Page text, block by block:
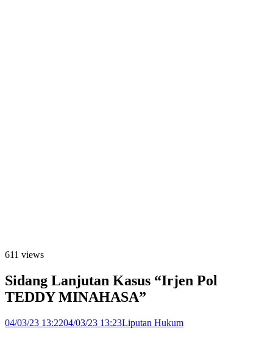
611 views
Sidang Lanjutan Kasus “Irjen Pol
TEDDY MINAHASA”
04/03/23 13:2204/03/23 13:23Liputan Hukum